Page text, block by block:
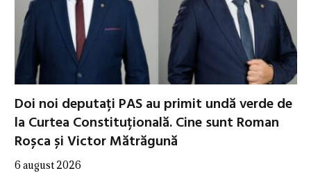
Doi noi deputați PAS au primit undă verde de
la Curtea Constituțională. Cine sunt Roman
Roșca și Victor Mătrăgună
6 august 2026